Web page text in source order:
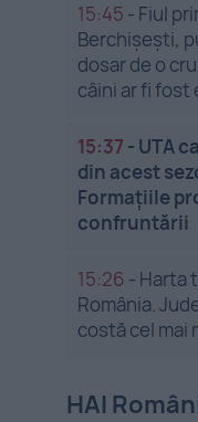
15:45 - Fiul
Berchișești,
dosar de o
câini ar fi fost
15:37 - UTA
din acest
Formațiile
confruntării
15:26 - Harta
România.
costă cel mai
HAI